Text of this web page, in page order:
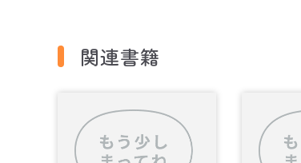
関連書籍